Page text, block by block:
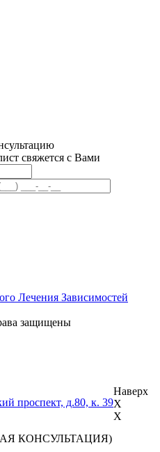
свяжется с Вами
защищены
проспект, д.80, к. 39
КОНСУЛЬТАЦИЯ)
Наверх
X
X